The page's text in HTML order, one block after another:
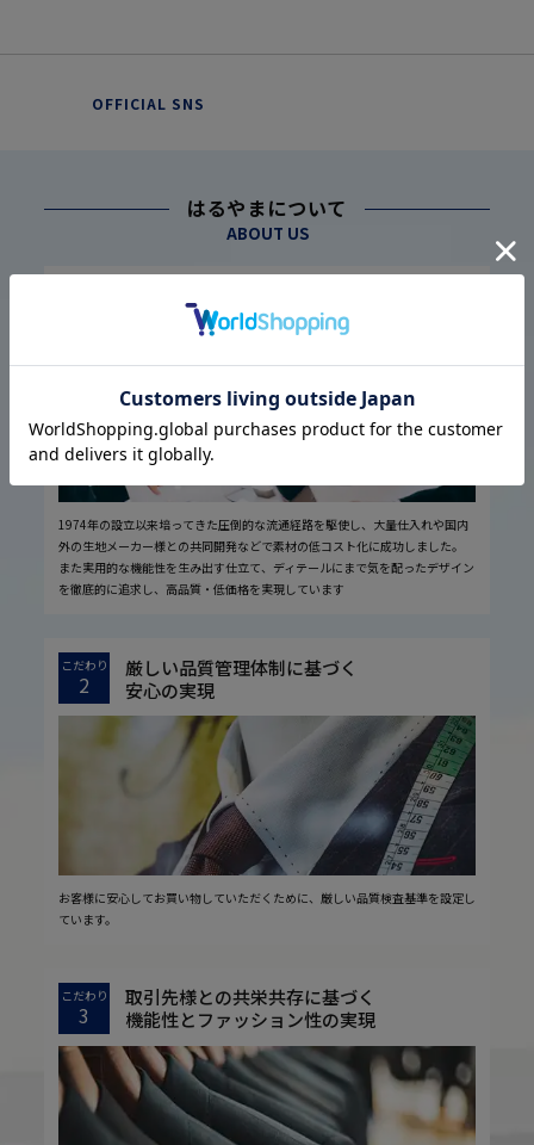
OFFICIAL SNS
はるやまについて
ABOUT US
高品質・低価格の実現
1974年の設立以来培ってきた圧倒的な流通経路を駆使し、大量仕入れや国内
外の生地メーカー様との共同開発などで素材の低コスト化に成功しました。
また実用的な機能性を生み出す仕立て、ディテールにまで気を配ったデザイン
を徹底的に追求し、高品質・低価格を実現しています
こだわり
2
厳しい品質管理体制に基づく
安心の実現
お客様に安心してお買い物していただくために、厳しい品質検査基準を設定し
ています。
こだわり
3
取引先様との共栄共存に基づく
機能性とファッション性の実現